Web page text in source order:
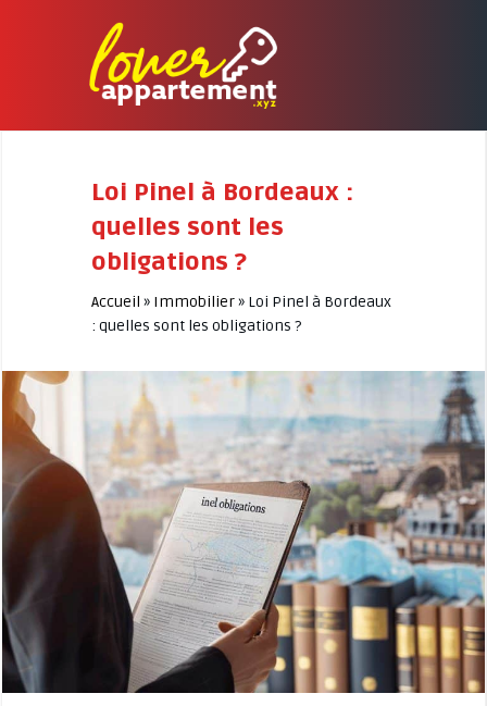
Loi Pinel à Bordeaux :
quelles sont les
obligations ?
Accueil » Immobilier» Loi Pinel à Bordeaux
: quelles sont les obligations ?